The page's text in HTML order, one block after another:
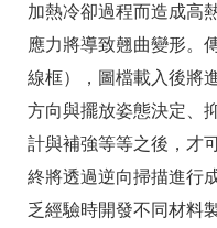
加熱冷卻過程而造成高
應力將導致翹曲變形。
線框），圖檔載入後將
方向與擺放姿態決定、
計與補強等等之後，才
終將透過逆向掃描進行
乏經驗時開發不同材料